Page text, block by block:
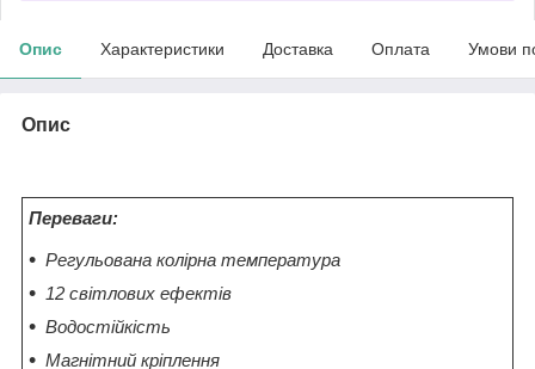
Опис Характеристики Доставка Оплата Умови
Опис
Переваги:
Регульована колірна температура
12 світлових ефектів
Водостійкість
Магнітний кріплення